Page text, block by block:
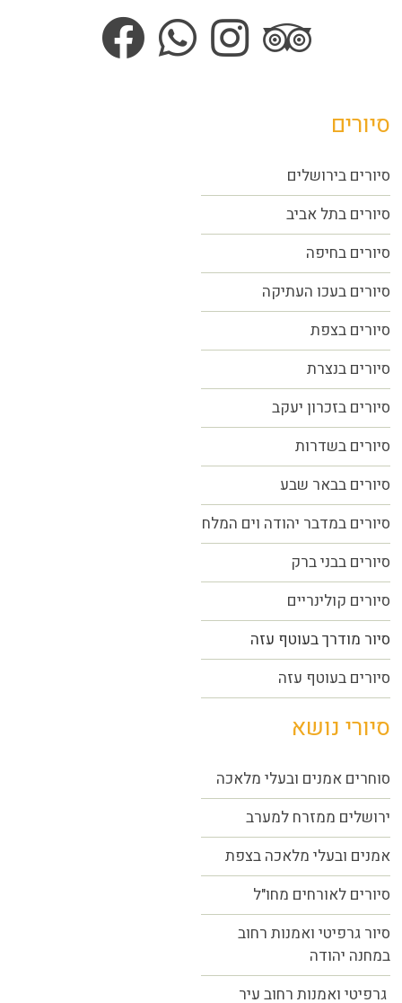
סיורים
סיורים בירושלים
סיורים בתל אביב
סיורים בחיפה
סיורים בעכו העתיקה
סיורים בצפת
סיורים בנצרת
סיורים בזכרון יעקב
סיורים בשדרות
סיורים בבאר שבע
סיורים במדבר יהודה וים המלח
סיורים בבני ברק
סיורים קולינריים
סיור מודרך בעוטף עזה
סיורים בעוטף עזה
סיורי נושא
סוחרים אמנים ובעלי מלאכה
ירושלים ממזרח למערב
אמנים ובעלי מלאכה בצפת
סיורים לאורחים מחו"ל
סיור גרפיטי ואמנות רחוב
במחנה יהודה
גרפיטי ואמנות רחוב עיר